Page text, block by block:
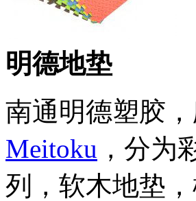
明德地垫
南通明德塑胶
Meitoku ，分为
列，软木地垫